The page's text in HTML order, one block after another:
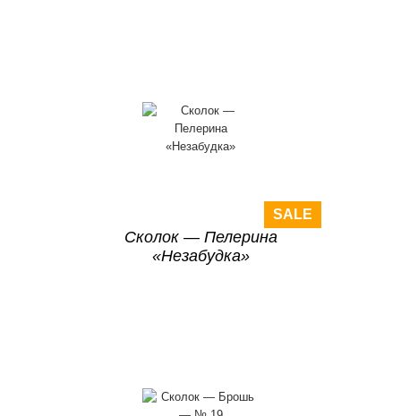
SALE
Сколок — Пелерина
«Незабудка»